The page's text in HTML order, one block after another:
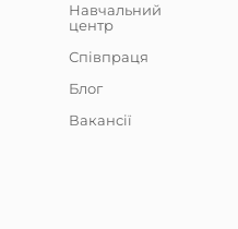
Навчальний
центр
Співпраця
Блог
Вакансії